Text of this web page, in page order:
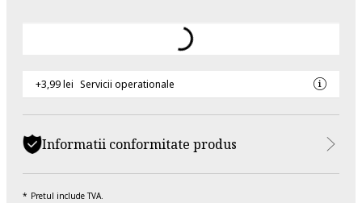
+3,99 lei Servicii operationale
Informatii conformitate produs
Pretul include TVA.